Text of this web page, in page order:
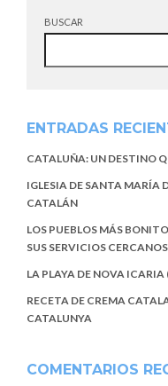
BUSCAR
ENTRADAS
CATALUÑA: UN DESTINO
IGLESIA DE SANTA MARÍA
CATALÁN
LOS PUEBLOS MÁS
SUS SERVICIOS CERCANOS
LA PLAYA DE NOVA
RECETA DE CREMA
CATALUNYA
COMENTARIOS